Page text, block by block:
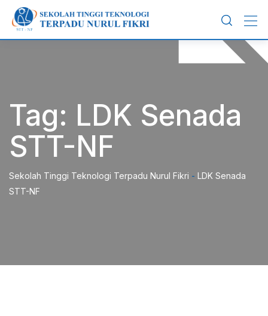
content
Tag: LDK Senada
STT-NF
Sekolah Tinggi Teknologi Terpadu Nurul Fikri - LDK Senada
STT-NF